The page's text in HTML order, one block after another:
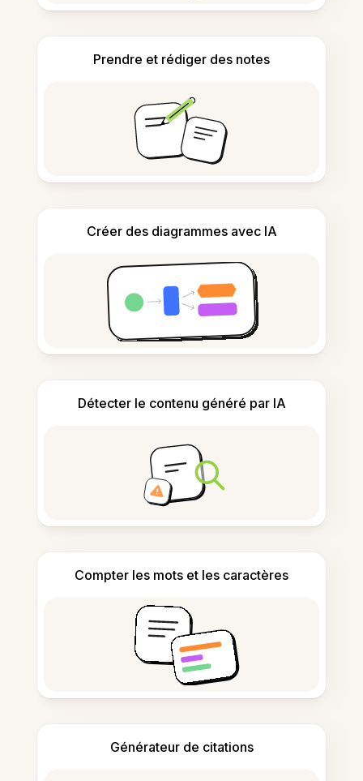
Prendre et rédiger des notes
Créer des diagrammes avec IA
Détecter le contenu généré par IA
Compter les mots et les caractères
Générateur de citations